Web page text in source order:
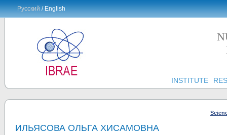
Русский/ English
INSTITUTE
ИЛЬЯСОВА ОЛЬГА ХИСАМОВНА